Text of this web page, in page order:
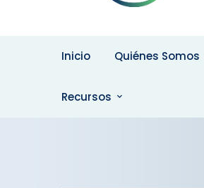
Inicio Quiénes Somos
Recursos